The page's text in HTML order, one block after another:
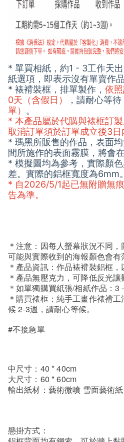
* 單買相紙，約1 - 3工作天
紙選項，即表示沒有單賣作品
* 裱褙裝框，排單製作， 依
0天（含假日）
，請耐心等待
單） 。
* 本產品屬於代購與裱框訂
取消訂單須於訂單成立後3日
* 瑪黑所販售的作品，表面
間所施作的表面霧膜，將會
* 模擬圖均為參考，實際顏
差。實際的鋁框寬度為6mm。
* 自2026/5/1起已無附贈無
告為準。
＊注意：因每人螢幕狀況不同
可能與實際收到的海報顏色會有
＊產品資訊：作品裱褙裝鋁框，
＊產品無壓克力，可降低反光讓
＊如單獨購買紙張/相紙作品：3
＊購買裱框：純手工畫作裱褙
候 2-3週，請耐心等候。
#不接急單
中尺寸：40 * 40cm
大尺寸：60 * 60cm
輸出紙材：藝術微噴 雪面藝術紙
懸掛方式：